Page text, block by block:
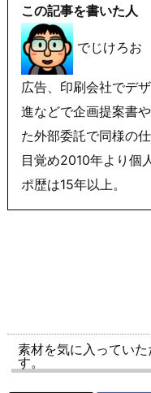
この記事を書いた人
でじけろお
広告、印刷会社でデ
進などで企画提案書
た外部委託で同様の
目覚め2010年より個
ポ歴は15年以上。
素材を気に入ってい
す。